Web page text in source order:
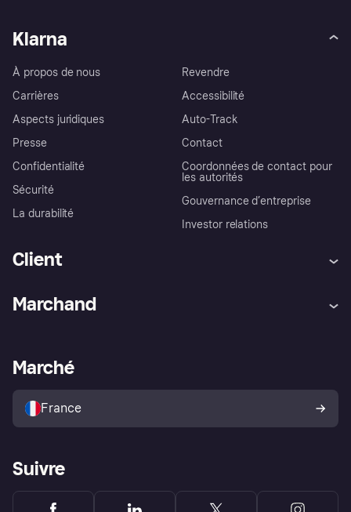
Klarna
À propos de nous
Carrières
Aspects juridiques
Presse
Confidentialité
Sécurité
La durabilité
Revendre
Accessibilité
Auto-Track
Contact
Coordonnées de contact pour
les autorités
Gouvernance d’entreprise
Investor relations
Client
Explorez les magasins
Politique de protection de
l’acheteur Klarna
Marchand
Portail Marchand
Marché
France
Suivre